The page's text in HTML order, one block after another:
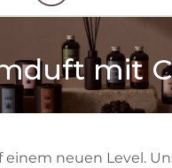
mit
einem neuen Level.